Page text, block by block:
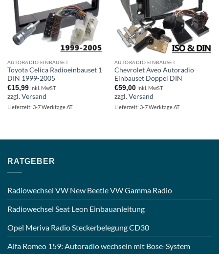
AUTORADIO EINBAUSET
Toyota Celica Radioeinbauset 1
DIN 1999-2005
€15,99 inkl. MwST
zzgl.Versand
Lieferzeit: 3-7 Werktage AT
AUTORADIO EINBAUSET
Chevrolet Aveo Autoradio
Einbauset Doppel DIN
€59,00 inkl. MwST
zzgl.Versand
Lieferzeit: 3-7 Werktage AT
RATGEBER
Radiowechsel VW New Beetle VW Gamma Radio
Radiowechsel Seat Leon Einbauanleitung
Opel Meriva Radio Steckerbelegung CD30
Alfa Romeo 159: Autoradio wechseln mit Bose-System